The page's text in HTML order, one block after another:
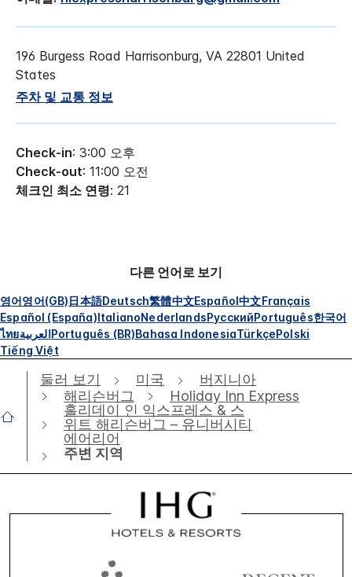
196 Burgess Road Harrisonburg, VA 22801 United
States
주차 및 교통 정보
Check-in: 3:00 오후
Check-out: 11:00 오전
체크인 최소 연령: 21
다른 언어로 보기
영어영어(GB)日本語Deutsch繁體中文Español中文Français
Español (España)ItalianoNederlandsРусскийPortuguês한국어
ไทยالعربيةPortuguês (BR)Bahasa IndonesiaTürkçePolski
Tiếng Việt
둘러 보기 미국
버지니아
해리슨버그
Holiday Inn Express
홀리데이 인 익스프레스 & 스
위트 해리슨버그 – 유니버시티
에어리어
주변 지역